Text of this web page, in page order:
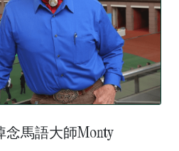
念馬語大師Monty